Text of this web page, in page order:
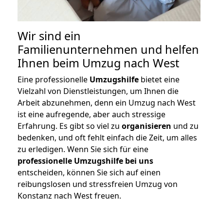
Wir sind ein
Familienunternehmen und helfen
Ihnen beim Umzug nach West
Eine professionelle Umzugshilfe bietet eine
Vielzahl von Dienstleistungen, um Ihnen die
Arbeit abzunehmen, denn ein Umzug nach West
ist eine aufregende, aber auch stressige
Erfahrung. Es gibt so viel zu organisieren und zu
bedenken, und oft fehlt einfach die Zeit, um alles
zu erledigen. Wenn Sie sich für eine
professionelle Umzugshilfe bei uns
entscheiden, können Sie sich auf einen
reibungslosen und stressfreien Umzug von
Konstanz nach West freuen.